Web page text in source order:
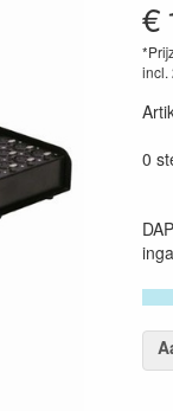
€
incl.
0